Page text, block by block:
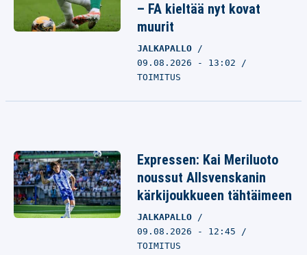
– FA kieltää nyt kovat
muurit
JALKAPALLO
09.08.2026 - 13:02
TOIMITUS
Expressen: Kai Meriluoto
noussut Allsvenskanin
kärkijoukkueen tähtäimeen
JALKAPALLO
09.08.2026 - 12:45
TOIMITUS